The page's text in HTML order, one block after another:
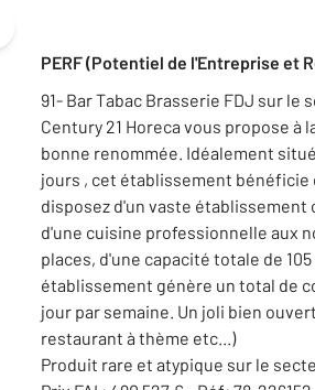
PERF (Potentiel de l'Entreprise et
91- Bar Tabac Brasserie FDJ sur
Century 21 Horeca vous propose
bonne renommée. Idéalement
jours , cet établissement bénéficie
disposez d'un vaste
d'une cuisine professionnelle aux
places, d'une capacité totale de
établissement génère un total de
jour par semaine. Un joli bien
restaurant à thème etc...)
Produit rare et atypique sur le